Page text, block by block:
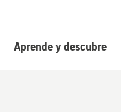
Aprende y descubre